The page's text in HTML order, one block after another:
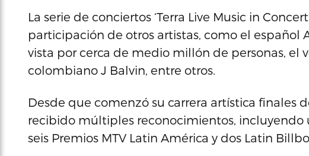
La serie de conciertos ‘Terra Live Music in
participación de otros artistas, como el español
vista por cerca de medio millón de personas, el
colombiano J Balvin, entre otros.
Desde que comenzó su carrera artística finales
recibido múltiples reconocimientos, incluyendo
seis Premios MTV Latin América y dos Latin